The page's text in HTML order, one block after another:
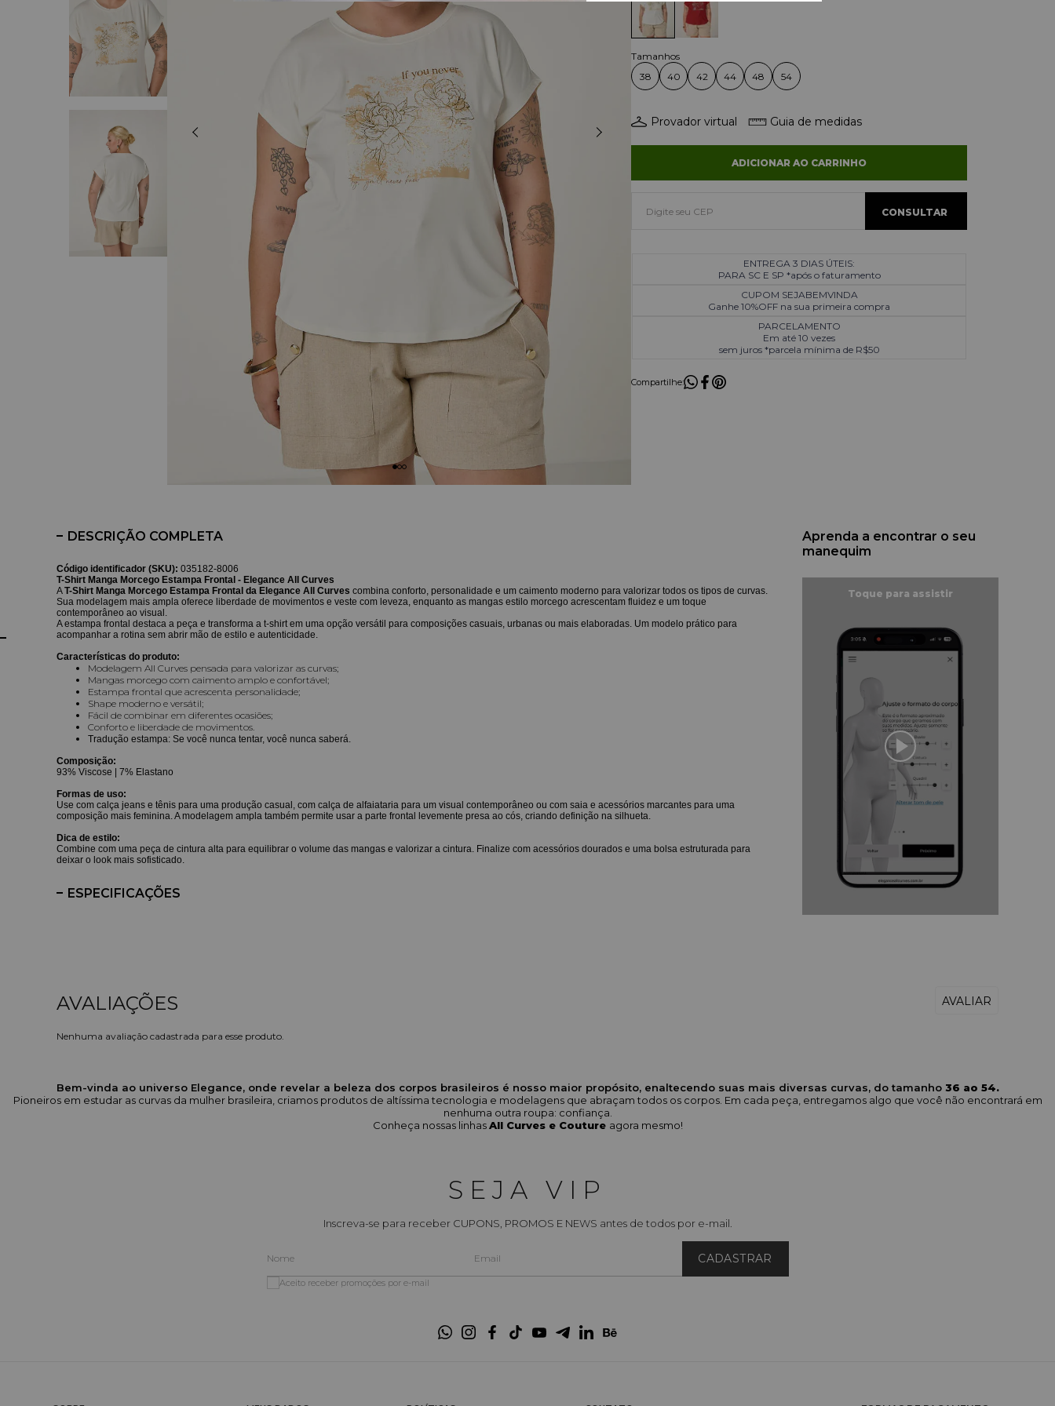
38 40 42 44 48 54
Provador virtual Guia de medidas
ADICIONAR AO CARRINHO
ENTREGA 3 DIAS ÚTEIS:
PARA SC E SP *após o faturamento
CUPOM SEJABEMVINDA
Ganhe 10%OFF na sua primeira compra
PARCELAMENTO
Em até 10 vezes
sem juros *parcela mínima de R$50
Compartilhe:
DESCRIÇÃO COMPLETA
Código identificador (SKU): 035182-8006
T-Shirt Manga Morcego Estampa Frontal - Elegance All Curves
AT-Shirt Manga Morcego Estampa Frontal da Elegance All Curves combina conforto, personalidade e um caimento moderno para valorizar todos os tipos de curvas.
Sua modelagem mais ampla oferece liberdade de movimentos e veste com leveza, enquanto as mangas estilo morcego acrescentam fluidez e um toque
contemporâneo ao visual.
A estampa frontal destaca a peça e transforma a t-shirt em uma opção versátil para composições casuais, urbanas ou mais elaboradas. Um modelo prático para
acompanhar a rotina sem abrir mão de estilo e autenticidade.
Características do produto:
Modelagem All Curves pensada para valorizar as curvas;
Mangas morcego com caimento amplo e confortável;
Estampa frontal que acrescenta personalidade;
Shape moderno e versátil;
Fácil de combinar em diferentes ocasiões;
Conforto e liberdade de movimentos.
Tradução estampa: Se você nunca tentar, você nunca saberá.
Composição:
93% Viscose | 7% Elastano
Formas de uso:
Use com calça jeans e tênis para uma produção casual, com calça de alfaiataria para um visual contemporâneo ou com saia e acessórios marcantes para uma
composição mais feminina. A modelagem ampla também permite usar a parte frontal levemente presa ao cós, criando definição na silhueta.
Dica de estilo:
Combine com uma peça de cintura alta para equilibrar o volume das mangas e valorizar a cintura. Finalize com acessórios dourados e uma bolsa estruturada para
deixar o look mais sofisticado.
ESPECIFICAÇÕES
Aprenda a encontrar o seu
manequim
Nenhuma avaliação cadastrada para esse produto.
Bem-vinda ao universo Elegance, onde revelar a beleza dos corpos brasileiros é nosso maior propósito, enaltecendo suas mais diversas curvas, do tamanho36 ao 54.
Pioneiros em estudar as curvas da mulher brasileira, criamos produtos de altíssima tecnologia e modelagens que abraçam todos os corpos. Em cada peça, entregamos algo que você não encontrará em
nenhuma outra roupa: confiança.
Conheça nossas linhasAll Curves e Couture agora mesmo!
SEJA VIP
Inscreva-se para receber CUPONS, PROMOS E NEWS antes de todos por e-mail.
CADASTRAR
Aceito receber promoções por e-mail